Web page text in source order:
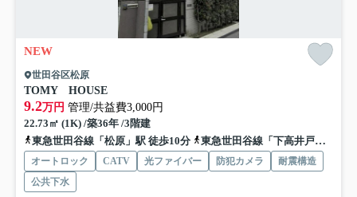
NEW
世田谷区松原
TOMY HOUSE
9.2万円 管理/共益費3,000円
22.73㎡ (1K) /築36年 /3階建
東急世田谷線「松原」駅 徒歩10分
東急世田谷線「下高井戸」駅 徒歩11分
オートロック CATV 光ファイバー 防犯カメラ
耐震構造
公共下水